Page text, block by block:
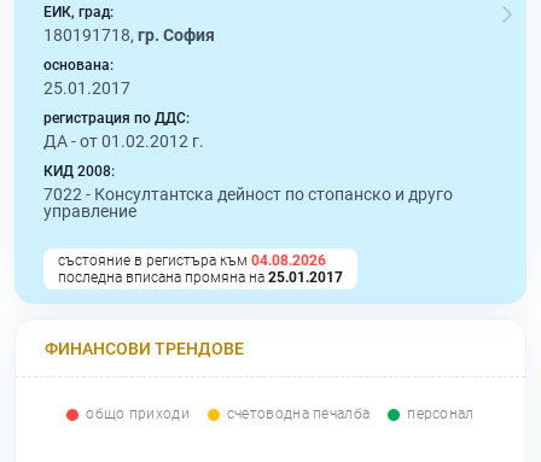
ЕИК, град:
180191718, гр. София
основана:
25.01.2017
регистрация по ДДС:
ДА - от 01.02.2012 г.
КИД 2008:
7022 - Консултантска дейност по стопанско и друго
управление
състояние в регистъра към 04.08.2026
последна вписана промяна на 25.01.2017
ФИНАНСОВИ ТРЕНДОВЕ
общо приходи счетоводна печалба персонал